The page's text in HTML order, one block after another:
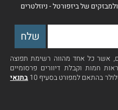
של ביזפורטל - ניוזלטרים
אשר כל אחד מהווה רשימת תפוצה
חמות וקבלת דיוורים פרסומיים
בהתאם למפורט בסעיף 10
בתנאי